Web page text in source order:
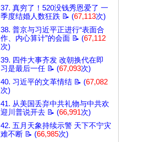
37. 真穷了！520没钱秀恩爱了 一
季度结婚人数狂跌 📝 (67,113次)
38. 普京与习近平正进行“表面合
作、内心算计”的会面 📝 (67,112
次)
39. 四件大事齐发 改朝换代在即
习是最后一任 📝 (67,093次)
40. 习近平的文革情结 📝 (67,082
次)
41. 从美国丢弃中共礼物与中共欢
迎川普说开去 📝 (66,991次)
42. 五月天象持续示警 天下不宁灾
难不断 📝 (66,985次)